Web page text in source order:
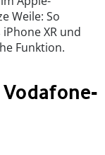
Weile: So
XR und
Funktion.
Vodafone-